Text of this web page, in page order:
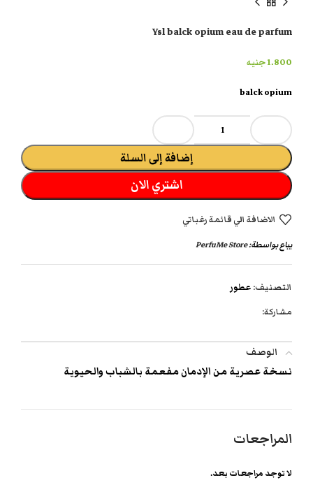
Ysl balck opium eau de parfum
1.800جنيه
balck opium
إضافة إلى السلة
اشتري الان
الاضافة الي قائمة رغباتي
يباع بواسطة:PerfuMe Store
التصنيف: عطور
مشاركة:
الوصف
نسخة عصرية من الإدمان مفعمة بالشباب والحيوية
المراجعات
لا توجد مراجعات بعد.